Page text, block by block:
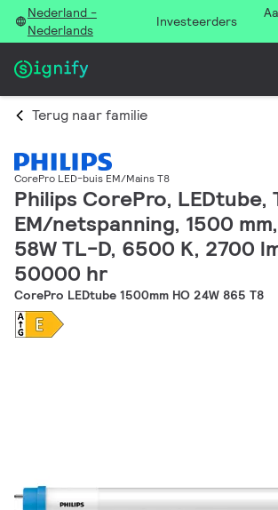
Nederland -
Nederlands
Investeerders
Terug naar familie
CorePro LED-buis EM/Mains T8
Philips CorePro, LEDtube,
EM/netspanning, 1500
58W TL-D, 6500 K, 2700
50000 hr
CorePro LEDtube 1500mm HO 24W 865 T8